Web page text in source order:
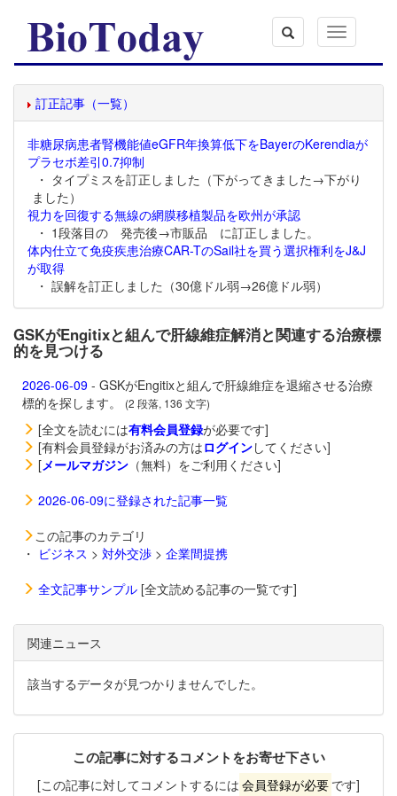
Toggle
navigation
訂正記事（一覧）
非糖尿病患者腎機能値eGFR年換算低下をBayerのKerendiaが
プラセボ差引0.7抑制
・ タイプミスを訂正しました（下がってきました→下がり
ました）
視力を回復する無線の網膜移植製品を欧州が承認
・ 1段落目の 発売後→市販品 に訂正しました。
体内仕立て免疫疾患治療CAR-TのSail社を買う選択権利をJ&J
が取得
・ 誤解を訂正しました（30億ドル弱→26億ドル弱）
GSKがEngitixと組んで肝線維症解消と関連する治療標
的を見つける
2026-06-09 - GSKがEngitixと組んで肝線維症を退縮させる治療
標的を探します。
(2 段落, 136 文字)
[全文を読むには有料会員登録が必要です]
[有料会員登録がお済みの方はログインしてください]
[メールマガジン （無料）をご利用ください]
2026-06-09に登録された記事一覧
この記事のカテゴリ
・ ビジネス > 対外交渉 > 企業間提携
全文記事サンプル [全文読める記事の一覧です]
関連ニュース
該当するデータが見つかりませんでした。
この記事に対するコメントをお寄せ下さい
[この記事に対してコメントするには 会員登録が必要 です]